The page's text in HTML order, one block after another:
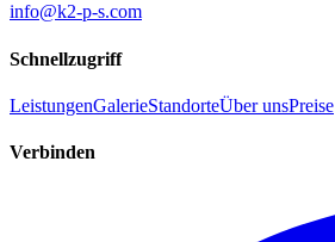
info@k2-p-s.com
Schnellzugriff
LeistungenGalerieStandorteÜber unsPreise
Verbinden